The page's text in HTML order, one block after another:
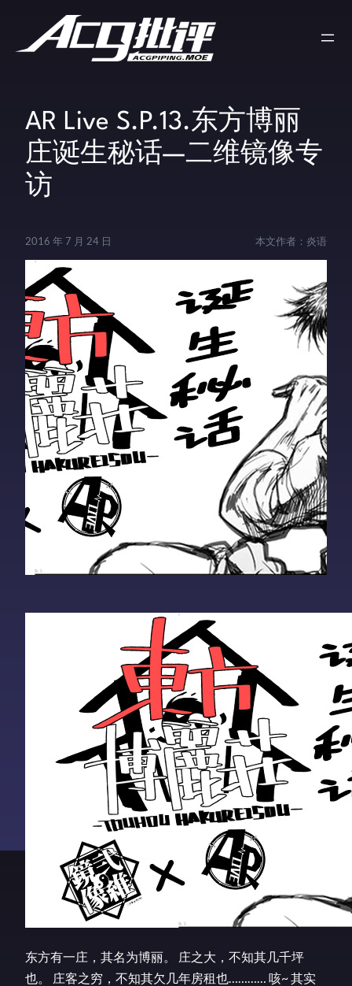
AR Live S.P.13.东方博丽
庄诞生秘话—二维镜像专
访
2016 年 7 月 24 日 本文作者： 炎语
东方有一庄，其名为博丽。 庄之大，不知其几千坪
也。 庄客之穷，不知其欠几年房租也………… 咳~ 其实